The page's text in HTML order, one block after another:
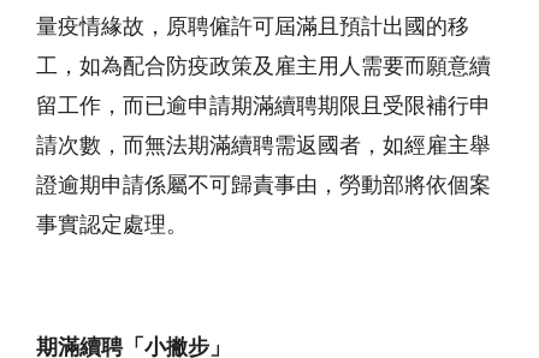
量疫情緣故，原聘僱許可屆滿且預計出國的移
工，如為配合防疫政策及雇主用人需要而願意續
留工作，而已逾申請期滿續聘期限且受限補行申
請次數，而無法期滿續聘需返國者，如經雇主舉
證逾期申請係屬不可歸責事由，勞動部將依個案
事實認定處理。
期滿續聘「小撇步」